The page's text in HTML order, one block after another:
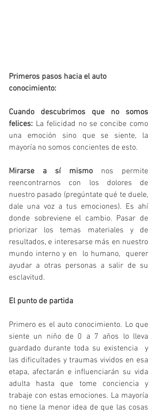
Primeros pasos hacia el auto
conocimiento:
Cuando descubrimos que no somos
felices: La felicidad no se concibe como
una emoción sino que se siente, la
mayoría no somos concientes de esto.
Mirarse a sí mismo nos permite
reencontrarnos con los dolores de
nuestro pasado (pregúntate qué te duele,
dale una voz a tus emociones). Es ahí
donde sobreviene el cambio. Pasar de
priorizar los temas materiales y de
resultados, e interesarse más en nuestro
mundo interno y en  lo humano,  querer
ayudar a otras personas a salir de su
esclavitud.
El punto de partida
Primero es el auto conocimiento. Lo que
siente un niño de 0 a 7 años lo lleva
guardado durante toda su existencia  y
las dificultades y traumas vividos en esa
etapa, afectarán e influenciarán su vida
adulta hasta que tome conciencia y
trabaje con estas emociones. La mayoría
no tiene la menor idea de que las cosas